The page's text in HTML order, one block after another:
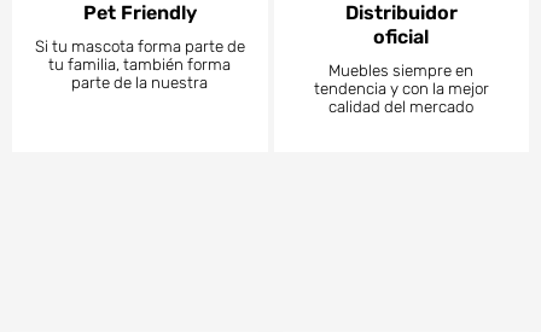
Pet Friendly
Si tu mascota forma parte de
tu familia, también forma
parte de la nuestra
Distribuidor
oficial
Muebles siempre en
tendencia y con la mejor
calidad del mercado